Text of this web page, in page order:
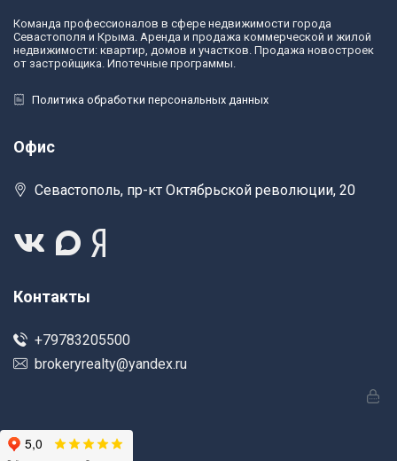
Команда профессионалов в сфере недвижимости города
Севастополя и Крыма. Аренда и продажа коммерческой и жилой
недвижимости: квартир, домов и участков. Продажа новостроек
от застройщика. Ипотечные программы.
Политика обработки персональных данных
Офис
Севастополь, пр-кт Октябрьской революции, 20
Контакты
+79783205500
brokeryrealty@yandex.ru